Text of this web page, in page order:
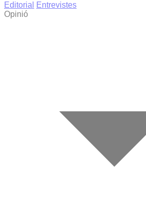
Editorial
Entrevistes
Opinió